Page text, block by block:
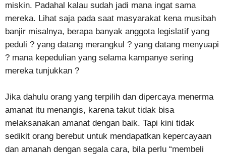
miskin. Padahal kalau sudah jadi mana ingat sama
mereka. Lihat saja pada saat masyarakat kena musibah
banjir misalnya, berapa banyak anggota legislatif yang
peduli ? yang datang merangkul ? yang datang menyuapi
? mana kepedulian yang selama kampanye sering
mereka tunjukkan ?
Jika dahulu orang yang terpilih dan dipercaya menerma
amanat itu menangis, karena takut tidak bisa
melaksanakan amanat dengan baik. Tapi kini tidak
sedikit orang berebut untuk mendapatkan kepercayaan
dan amanah dengan segala cara, bila perlu “membeli